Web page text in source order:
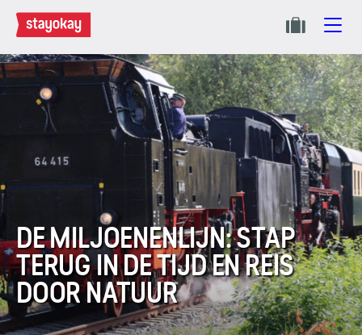
DE MILJOENENLIJN: STAP
TERUG IN DE TIJD EN REIS
DOOR NATUUR